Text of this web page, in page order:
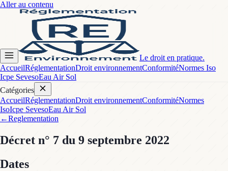
Aller au contenu
Le droit en pratique.
AccueilRéglementationDroit environnementConformitéNormes Iso
Icpe SevesoEau Air Sol
Catégories
AccueilRéglementationDroit environnementConformitéNormes
IsoIcpe SevesoEau Air Sol
←Reglementation
Décret n° 7 du 9 septembre 2022
Dates